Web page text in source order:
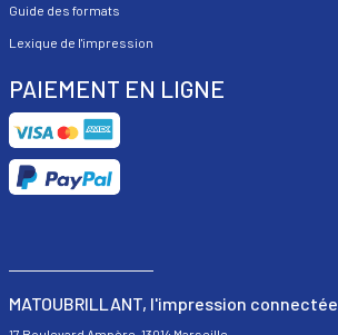
Guide des formats
Lexique de l'impression
PAIEMENT EN LIGNE
MATOUBRILLANT, l'impression connectée